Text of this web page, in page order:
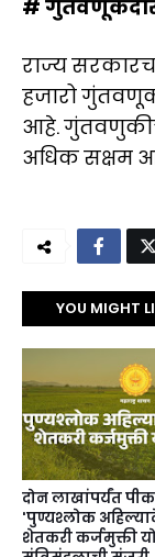
#
राज्य
हजारो
आहे.
अधिक सक्षम
YOU MIGHT
दोन लाखांपर्यंत
'पुण्यश्लोक
शेतकरी कर्जमुक्ती